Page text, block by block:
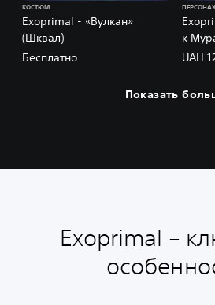
Exoprimal - «Вулкан»
(Шквал)
КОСТЮМ
Бесплатно
к
UAH
Показать
Exoprimal –